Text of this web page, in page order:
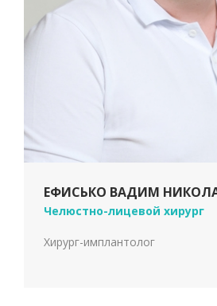
ЕФИСЬКО ВАДИМ
Челюстно-лицевой хирург
Хирург-имплантолог